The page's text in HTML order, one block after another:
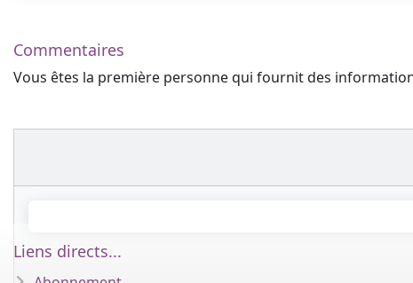
Commentaires
Vous êtes la première personne qui fournit des
Liens directs...